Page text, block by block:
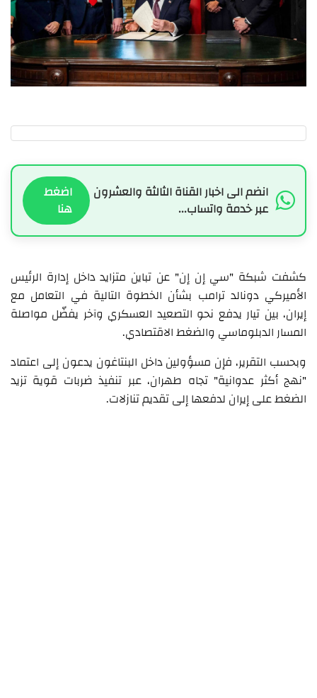
انضم الى اخبار القناة الثالثة والعشرون
عبر خدمة واتساب...
اضغط
هنا
كشفت شبكة "سي إن إن" عن تباين متزايد داخل إدارة الرئيس
الأميركي دونالد ترامب بشأن الخطوة التالية في التعامل مع
إيران، بين تيار يدفع نحو التصعيد العسكري وآخر يفضّل مواصلة
المسار الدبلوماسي والضغط الاقتصادي.
وبحسب التقرير، فإن مسؤولين داخل البنتاغون يدعون إلى اعتماد
"نهج أكثر عدوانية" تجاه طهران، عبر تنفيذ ضربات قوية تزيد
الضغط على إيران لدفعها إلى تقديم تنازلات.